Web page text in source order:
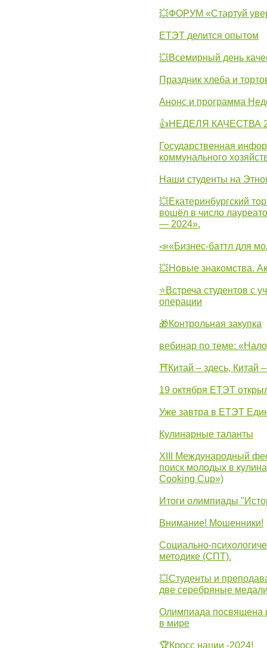
💥ФОРУМ «Стартуй
ЕТЭТ делится опытом
💥Всемирный день
Праздник хлеба и
Анонс и программа
👍НЕДЕЛЯ КАЧЕСТВА
Государственная
коммунального
Наши студенты на
💥Екатеринбургский
вошёл в число
— 2024».
📣«Бизнес-баттл для
💥Новые знакомства.
⭐Встреча студентов с
операции
🎁Контрольная закупка
вебинар по теме:
⛩Китай – здесь, Китай
19 октября ЕТЭТ
Уже завтра в ЕТЭТ
Кулинарные таланты
XIII Международный
поиск молодых в
Cooking Cup»)
Итоги олимпиады
Внимание! Мошенники!
Социально-
методике (СПТ).
💥Студенты и
две серебряные
Олимпиада посвящена
в мире
🏆Кросс нации -2024!